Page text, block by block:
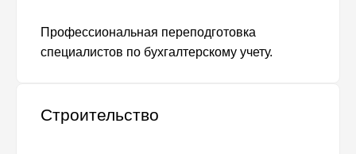
Профессиональная переподготовка
специалистов по бухгалтерскому учету.
Строительство